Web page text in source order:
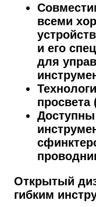
всеми
и его
для
просвета
Открытый
гибким